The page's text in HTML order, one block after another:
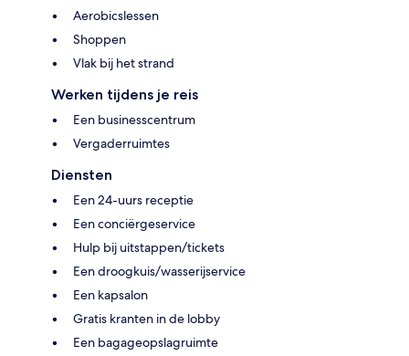
Aerobicslessen
Shoppen
Vlak bij het strand
Werken tijdens je reis
Een businesscentrum
Vergaderruimtes
Diensten
Een 24-uurs receptie
Een conciërgeservice
Hulp bij uitstappen/tickets
Een droogkuis/wasserijservice
Een kapsalon
Gratis kranten in de lobby
Een bagageopslagruimte